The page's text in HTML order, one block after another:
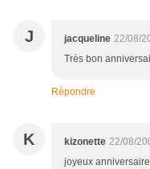
J jacqueline 22/08/
Très bon
Répondre
K kizonette 22/08/
joyeux